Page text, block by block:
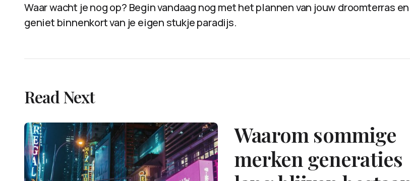
Waar wacht je nog op? Begin vandaag nog met het plannen van jouw droomterras en
geniet binnenkort van je eigen stukje paradijs.
Read Next
Waarom sommige
merken generaties